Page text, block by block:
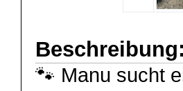
Beschreibung:
🐾 Manu sucht